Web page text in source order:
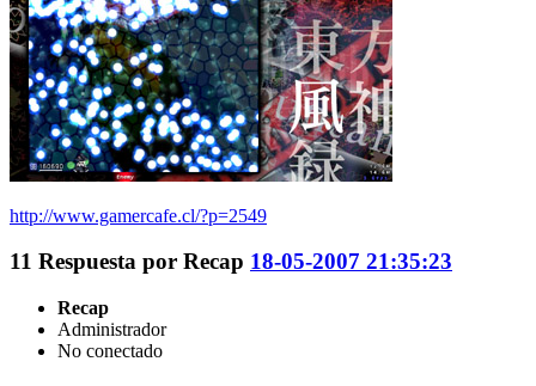
http://www.gamercafe.cl/?p=2549
11 Respuesta por Recap 18-05-2007 21:35:23
Recap
Administrador
No conectado